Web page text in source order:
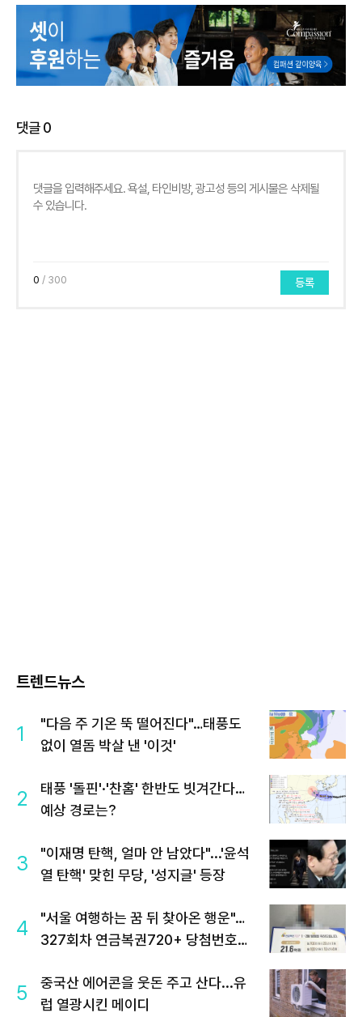
댓글0
0 / 300 등록
트렌드뉴스
1
"다음 주 기온 뚝 떨어진다"…태풍도
없이 열돔 박살 낸 '이것'
2
태풍 '돌핀'·'찬홈' 한반도 빗겨간다…
예상 경로는?
3
"이재명 탄핵, 얼마 안 남았다"...'윤석
열 탄핵' 맞힌 무당, '성지글' 등장
4
"서울 여행하는 꿈 뒤 찾아온 행운"…
327회차 연금복권720+ 당첨번호조
5
중국산 에어콘을 웃돈 주고 산다...유
럽 열광시킨 메이디